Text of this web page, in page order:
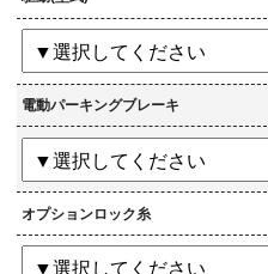
電動パーキングブレーキ
オプションロック糸